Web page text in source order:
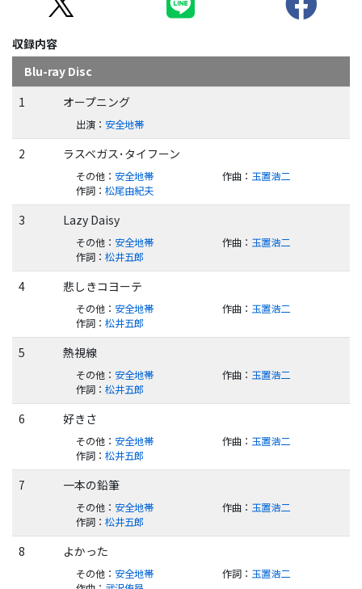
収録内容
Blu-ray Disc
1
オープニング
出演： 安全地帯
2 ラスベガス･タイフーン
その他： 安全地帯 作曲： 玉置浩二
作詞： 松尾由紀夫
3 Lazy Daisy
その他： 安全地帯 作曲： 玉置浩二
作詞： 松井五郎
4 悲しきコヨーテ
その他： 安全地帯 作曲： 玉置浩二
作詞： 松井五郎
5 熱視線
その他： 安全地帯 作曲： 玉置浩二
作詞： 松井五郎
6 好きさ
その他： 安全地帯 作曲： 玉置浩二
作詞： 松井五郎
7 一本の鉛筆
その他： 安全地帯 作曲： 玉置浩二
作詞： 松井五郎
8 よかった
その他： 安全地帯 作詞： 玉置浩二